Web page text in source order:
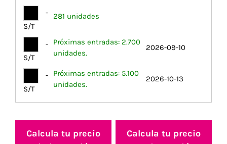
-
S/T
281 unidades
-
S/T
Próximas entradas: 2.700
unidades.
2026-09-10
-
S/T
Próximas entradas: 5.100
unidades.
2026-10-13
Calcula tu precio
Calcula tu precio